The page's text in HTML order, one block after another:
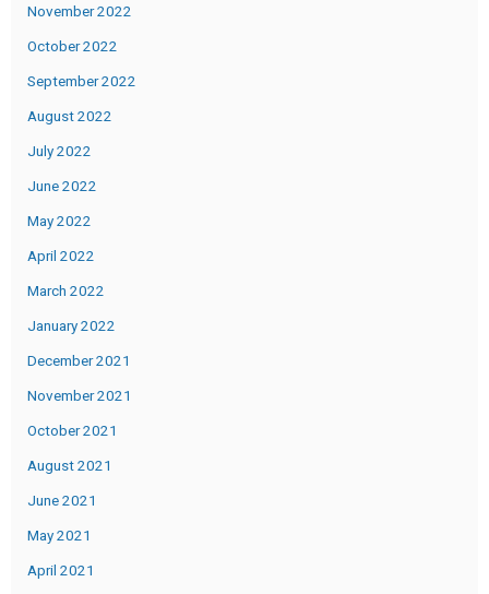
November 2022
October 2022
September 2022
August 2022
July 2022
June 2022
May 2022
April 2022
March 2022
January 2022
December 2021
November 2021
October 2021
August 2021
June 2021
May 2021
April 2021